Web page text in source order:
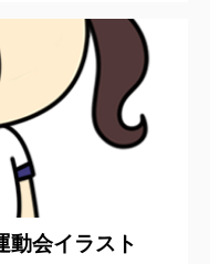
会イラスト